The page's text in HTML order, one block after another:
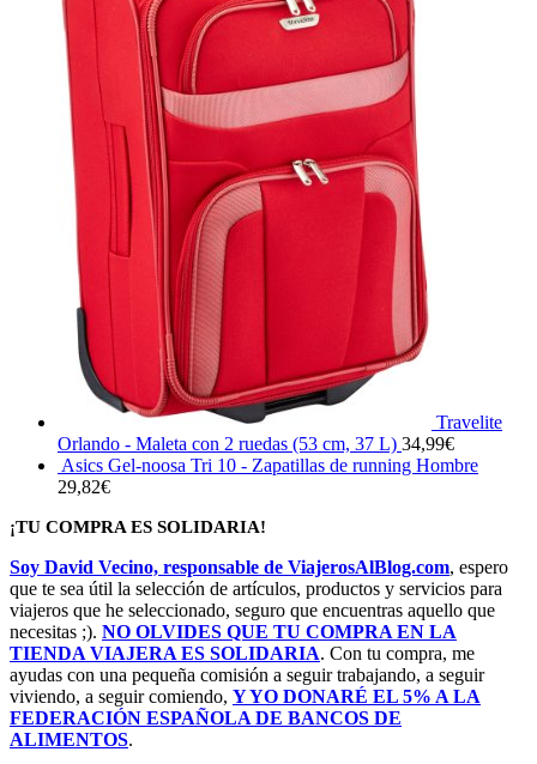
Travelite
Orlando - Maleta con 2 ruedas (53 cm, 37 L) 34,99€
Asics Gel-noosa Tri 10 - Zapatillas de running Hombre
29,82€
¡TU COMPRA ES SOLIDARIA!
Soy David Vecino, responsable de ViajerosAlBlog.com, espero
que te sea útil la selección de artículos, productos y servicios para
viajeros que he seleccionado, seguro que encuentras aquello que
necesitas ;). NO OLVIDES QUE TU COMPRA EN LA
TIENDA VIAJERA ES SOLIDARIA. Con tu compra, me
ayudas con una pequeña comisión a seguir trabajando, a seguir
viviendo, a seguir comiendo, Y YO DONARÉ EL 5% A LA
FEDERACIÓN ESPAÑOLA DE BANCOS DE
ALIMENTOS.